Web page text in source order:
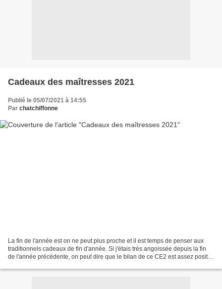
Cadeaux des maîtresses 2021
Publié le 05/07/2021 à 14:55
Par chatchiffonne
La fin de l'année est on ne peut plus proche et il est temps de penser aux
traditionnels cadeaux de fin d'année. Si j'étais très angoissée depuis la fin
de l'année précédente, on peut dire que le bilan de ce CE2 est assez positif.